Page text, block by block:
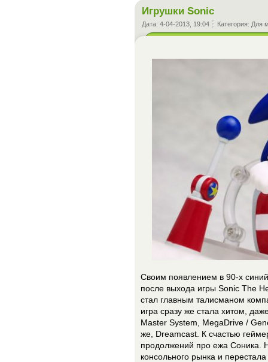
Игрушки Sonic
Дата: 4-04-2013, 19:04 Категория: Для
Своим появлением в 90-х
после выхода игры Sonic The
стал главным талисманом
игра сразу же стала хитом,
Master System, MegaDrive /
же, Dreamcast. К счастью
продолжений про ежа Соника.
консольного рынка и